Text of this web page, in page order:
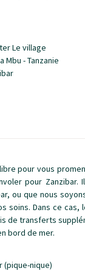
pour vous
pour
ou que nous
soins. Dans ce
de transferts
bord de mer.
(pique-nique)